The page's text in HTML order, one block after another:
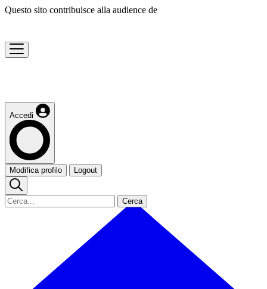
Questo sito contribuisce alla audience de
Accedi
Modifica profilo Logout
Cerca